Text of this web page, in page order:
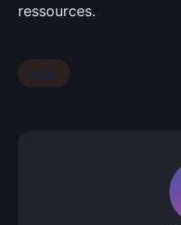
ressources.
Actu